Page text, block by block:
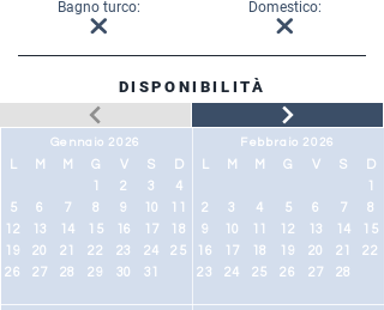
Bagno turco: Domestico:
DISPONIBILITÀ
Gennaio 2026
M M G V S
D
1
2 3
4
5
6 7 8 9 10
11
12
13 14 15 16 17
18
19
20 21 22 23 24
25
26
27 28 29 30 31
Febbraio 2026
M M G V S
D
1
2
3 4 5 6 7
8
9
10 11 12 13 14
15
16
17 18 19 20 21
22
23
24 25 26 27 28